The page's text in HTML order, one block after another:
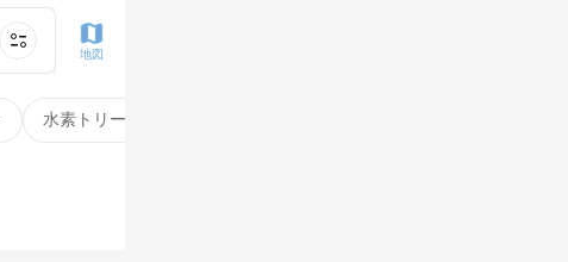
水素トリートメント
地図